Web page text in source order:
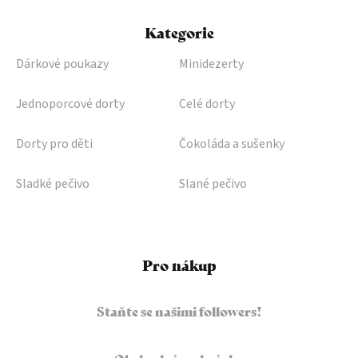
Kategorie
Dárkové poukazy Minidezerty
Jednoporcové dorty Celé dorty
Dorty pro děti Čokoláda a sušenky
Sladké pečivo Slané pečivo
Pro nákup
Staňte se našimi followers!